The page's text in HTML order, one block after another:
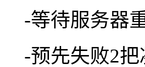
-等待服务器
-预先失败2把